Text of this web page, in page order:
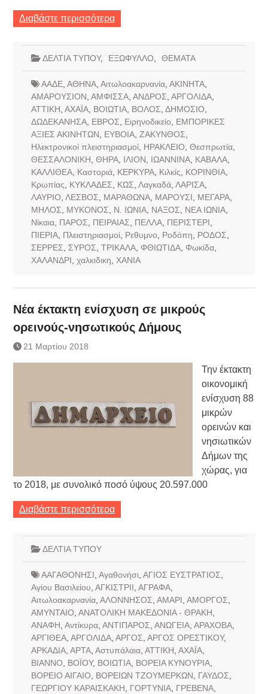
Διαβάστε περισσότερα
ΔΕΛΤΙΑ ΤΥΠΟΥ, ΕΞΩΦΥΛΛΟ ΘΕΜΑΤΑ
ΑΑΔΕ, ΑΘΗΝΑ, Αιτωλοακαρνανία, ΑΚΙΝΗΤΑ,
ΑΜΑΡΟΥΣΙΟΝ ΑΜΦΙΣΣΑ, ΑΝΔΡΟΣ ΑΡΓΟΛΙΔΑ,
ΑΤΤΙΚΗ ΑΧΑΪΑ, ΒΟΙΩΤΙΑ, ΒΟΛΟΣ ΔΗΜΟΣΙΟ
ΔΩΔΕΚΑΝΗΣΑ, ΕΒΡΟΣ Ειρηνοδικείο
ΕΜΠΟΡΙΚΕΣ
ΑΞΙΕΣ ΑΚΙΝΗΤΩΝ
ΕΥΒΟΙΑ, ΖΑΚΥΝΘΟΣ
Ηλεκτρονικοί πλειστηριασμοί, ΗΡΑΚΛΕΙΟ Θεσπρωτία,
ΘΕΣΣΑΛΟΝΙΚΗ ΘΗΡΑ, ΙΛΙΟΝ ΙΩΑΝΝΙΝΑ, ΚΑΒΑΛΑ,
ΚΑΛΛΙΘΕΑ, Καστοριά, ΚΕΡΚΥΡΑ, Κιλκίς ΚΟΡΙΝΘΙΑ,
Κρωπίας
ΚΥΚΛΑΔΕΣ ΚΩΣ Λαγκαδά, ΛΑΡΙΣΑ,
ΛΑΥΡΙΟ ΛΕΣΒΟΣ ΜΑΡΑΘΩΝΑ, ΜΑΡΟΥΣΙ ΜΕΓΑΡΑ,
ΜΗΛΟΣ
ΜΥΚΟΝΟΣ Ν. ΙΩΝΙΑ, ΝΑΞΟΣ ΝΕΑ ΙΩΝΙΑ,
Νίκαια, ΠΑΡΟΣ ΠΕΙΡΑΙΑΣ ΠΕΛΛΑ, ΠΕΡΙΣΤΕΡΙ
ΠΙΕΡΙΑ, Πλειστηριασμοί, Ρεθυμνο Ροδόπη ΡΟΔΟΣ
ΣΕΡΡΕΣ
ΣΥΡΟΣ ΤΡΙΚΑΛΑ, ΦΘΙΩΤΙΔΑ, Φωκίδα,
ΧΑΛΑΝΔΡΙ χαλκιδικη ΧΑΝΙΑ
Νέα έκτακτη ενίσχυση σε μικρούς
ορεινούς-νησωτικούς Δήμους
21 Μαρτίου 2018
Την έκτακτη
οικονομική
ενίσχυση 88
μικρών
ορεινών και
νησιωτικών
Δήμων της
χώρας, για
το 2018, με συνολικό ποσό ύψους 20.597.000
Διαβάστε περισσότερα
ΔΕΛΤΙΑ ΤΥΠΟΥ
ΑΑΓΑΘΟΝΗΣΙ Αγαθονήσι, ΑΓΙΟΣ ΕΥΣΤΡΑΤΙΟΣ
Αγίου Βασιλείου ΑΓΚΙΣΤΡΙΙ ΑΓΡΑΦΑ,
Αιτωλοακαρνανία, ΑΛΟΝΝΗΣΟΣ ΑΜΑΡΙ ΑΜΟΡΓΟΣ
ΑΜΥΝΤΑΙΟ ΑΝΑΤΟΛΙΚΗ ΜΑΚΕΔΟΝΙΑ - ΘΡΑΚΗ
ΑΝΑΦΗ Αντίκυρα, ΑΝΤΙΠΑΡΟΣ ΑΝΩΓΕΙΑ, ΑΡΑΧΟΒΑ,
ΑΡΓΙΘΕΑ, ΑΡΓΟΛΙΔΑ, ΑΡΓΟΣ ΑΡΓΟΣ ΟΡΕΣΤΙΚΟΥ,
ΑΡΚΑΔΙΑ, ΑΡΤΑ, Αστυπάλαια, ΑΤΤΙΚΗ ΑΧΑΪΑ,
ΒΙΑΝΝΟ
ΒΟΪΟΥ, ΒΟΙΩΤΙΑ, ΒΟΡΕΙΑ ΚΥΝΟΥΡΙΑ,
ΒΟΡΕΙΟ ΑΙΓΑΙΟ
ΒΟΡΕΙΩΝ ΤΖΟΥΜΕΡΚΩΝ ΓΑΥΔΟΣ
ΓΕΩΡΓΙΟΥ ΚΑΡΑΙΣΚΑΚΗ
ΓΟΡΤΥΝΙΑ, ΓΡΕΒΕΝΑ,